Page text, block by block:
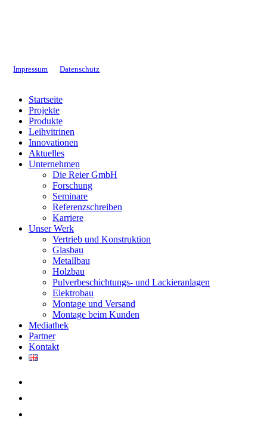
Impressum Datenschutz
Close
Menu
Startseite
Projekte
Produkte
Leihvitrinen
Innovationen
Aktuelles
Unternehmen
Die Reier GmbH
Forschung
Seminare
Referenzschreiben
Karriere
Unser Werk
Vertrieb und Konstruktion
Glasbau
Metallbau
Holzbau
Pulverbeschichtungs- und Lackieranlagen
Elektrobau
Montage und Versand
Montage beim Kunden
Mediathek
Partner
Kontakt